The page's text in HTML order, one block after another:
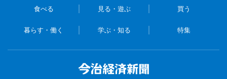
食べる 見る・遊ぶ 買う
暮らす・働く 学ぶ・知る 特集